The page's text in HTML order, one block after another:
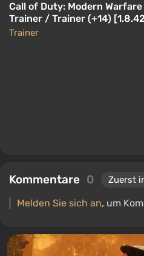
Call of Duty: Modern
Trainer / Trainer (+14)
Trainer
Kommentare 0
Melden Sie sich an, um